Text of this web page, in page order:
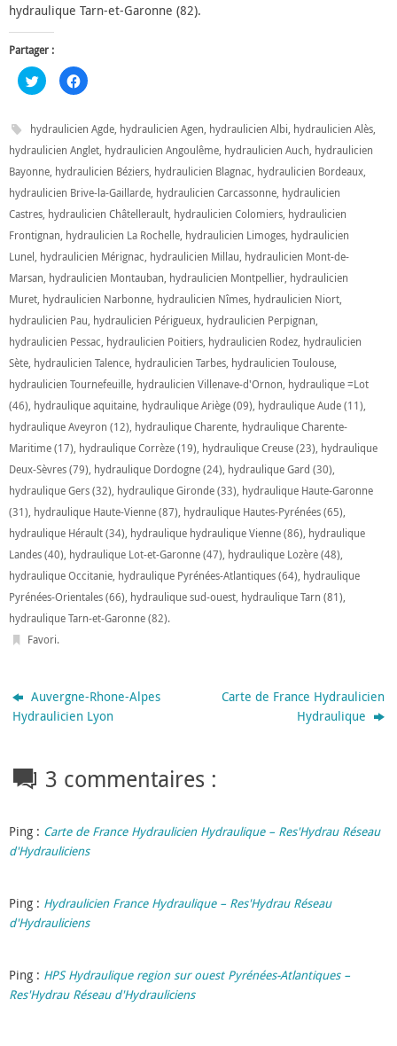
hydraulique Tarn-et-Garonne (82).
Partager :
C
l
e
p
u
p
r
a
e
s
r
w
t
e
(
u
r
d
n
u
e
o
v
l
e
e
ê
C
l
e
p
u
p
r
a
e
s
r
a
e
o
k
o
v
e
a
s
n
n
u
e
l
f
)
hydraulicien Agde, hydraulicien Agen, hydraulicien Albi, hydraulicien Alès,
hydraulicien Anglet, hydraulicien Angoulême, hydraulicien Auch, hydraulicien
Bayonne, hydraulicien Béziers, hydraulicien Blagnac, hydraulicien Bordeaux,
hydraulicien Brive-la-Gaillarde, hydraulicien Carcassonne, hydraulicien
Castres, hydraulicien Châtellerault, hydraulicien Colomiers, hydraulicien
Frontignan, hydraulicien La Rochelle, hydraulicien Limoges, hydraulicien
Lunel, hydraulicien Mérignac, hydraulicien Millau, hydraulicien Mont-de-
Marsan, hydraulicien Montauban, hydraulicien Montpellier, hydraulicien
Muret, hydraulicien Narbonne, hydraulicien Nîmes, hydraulicien Niort,
hydraulicien Pau, hydraulicien Périgueux, hydraulicien Perpignan,
hydraulicien Pessac, hydraulicien Poitiers, hydraulicien Rodez, hydraulicien
Sète, hydraulicien Talence, hydraulicien Tarbes, hydraulicien Toulouse,
hydraulicien Tournefeuille, hydraulicien Villenave-d'Ornon, hydraulique =Lot
(46), hydraulique aquitaine, hydraulique Ariège (09), hydraulique Aude (11),
hydraulique Aveyron (12), hydraulique Charente, hydraulique Charente-
Maritime (17), hydraulique Corrèze (19), hydraulique Creuse (23), hydraulique
Deux-Sèvres (79), hydraulique Dordogne (24), hydraulique Gard (30),
hydraulique Gers (32), hydraulique Gironde (33), hydraulique Haute-Garonne
(31), hydraulique Haute-Vienne (87), hydraulique Hautes-Pyrénées (65),
hydraulique Hérault (34), hydraulique hydraulique Vienne (86), hydraulique
Landes (40), hydraulique Lot-et-Garonne (47), hydraulique Lozère (48),
hydraulique Occitanie, hydraulique Pyrénées-Atlantiques (64), hydraulique
Pyrénées-Orientales (66), hydraulique sud-ouest, hydraulique Tarn (81),
hydraulique Tarn-et-Garonne (82).
Favori.
Auvergne-Rhone-Alpes
Hydraulicien Lyon
Carte de France Hydraulicien
Hydraulique
3 commentaires :
Ping : Carte de France Hydraulicien Hydraulique – Res'Hydrau Réseau
d'Hydrauliciens
Ping : Hydraulicien France Hydraulique – Res'Hydrau Réseau
d'Hydrauliciens
Ping : HPS Hydraulique region sur ouest Pyrénées-Atlantiques –
Res'Hydrau Réseau d'Hydrauliciens